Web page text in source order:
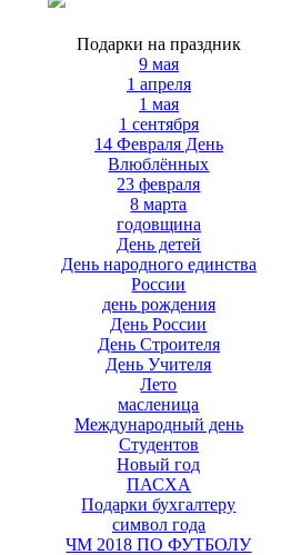
Подарки на праздник
9 мая
1 апреля
1 мая
1 сентября
14 Февраля День
Влюблённых
23 февраля
8 марта
годовщина
День детей
День народного единства
России
день рождения
День России
День Строителя
День Учителя
Лето
масленица
Международный день
Студентов
Новый год
ПАСХА
Подарки бухгалтеру
символ года
ЧМ 2018 ПО ФУТБОЛУ